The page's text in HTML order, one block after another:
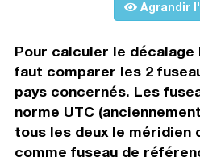
Agrandir
Pour calculer le
faut comparer les 2
pays concernés. Les
norme UTC
tous les deux le méridien
comme fuseau de